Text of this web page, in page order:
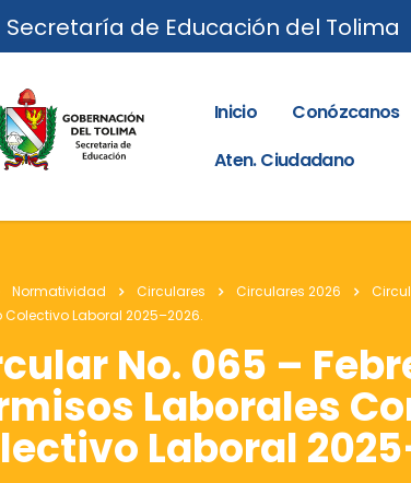
Secretaría de Educación del Tolima
Inicio Conózcanos
Aten. Ciudadano
Normatividad Circulares Circulares 2026
Colectivo Laboral 2025–2026.
No. 065 –
Laborales
Laboral